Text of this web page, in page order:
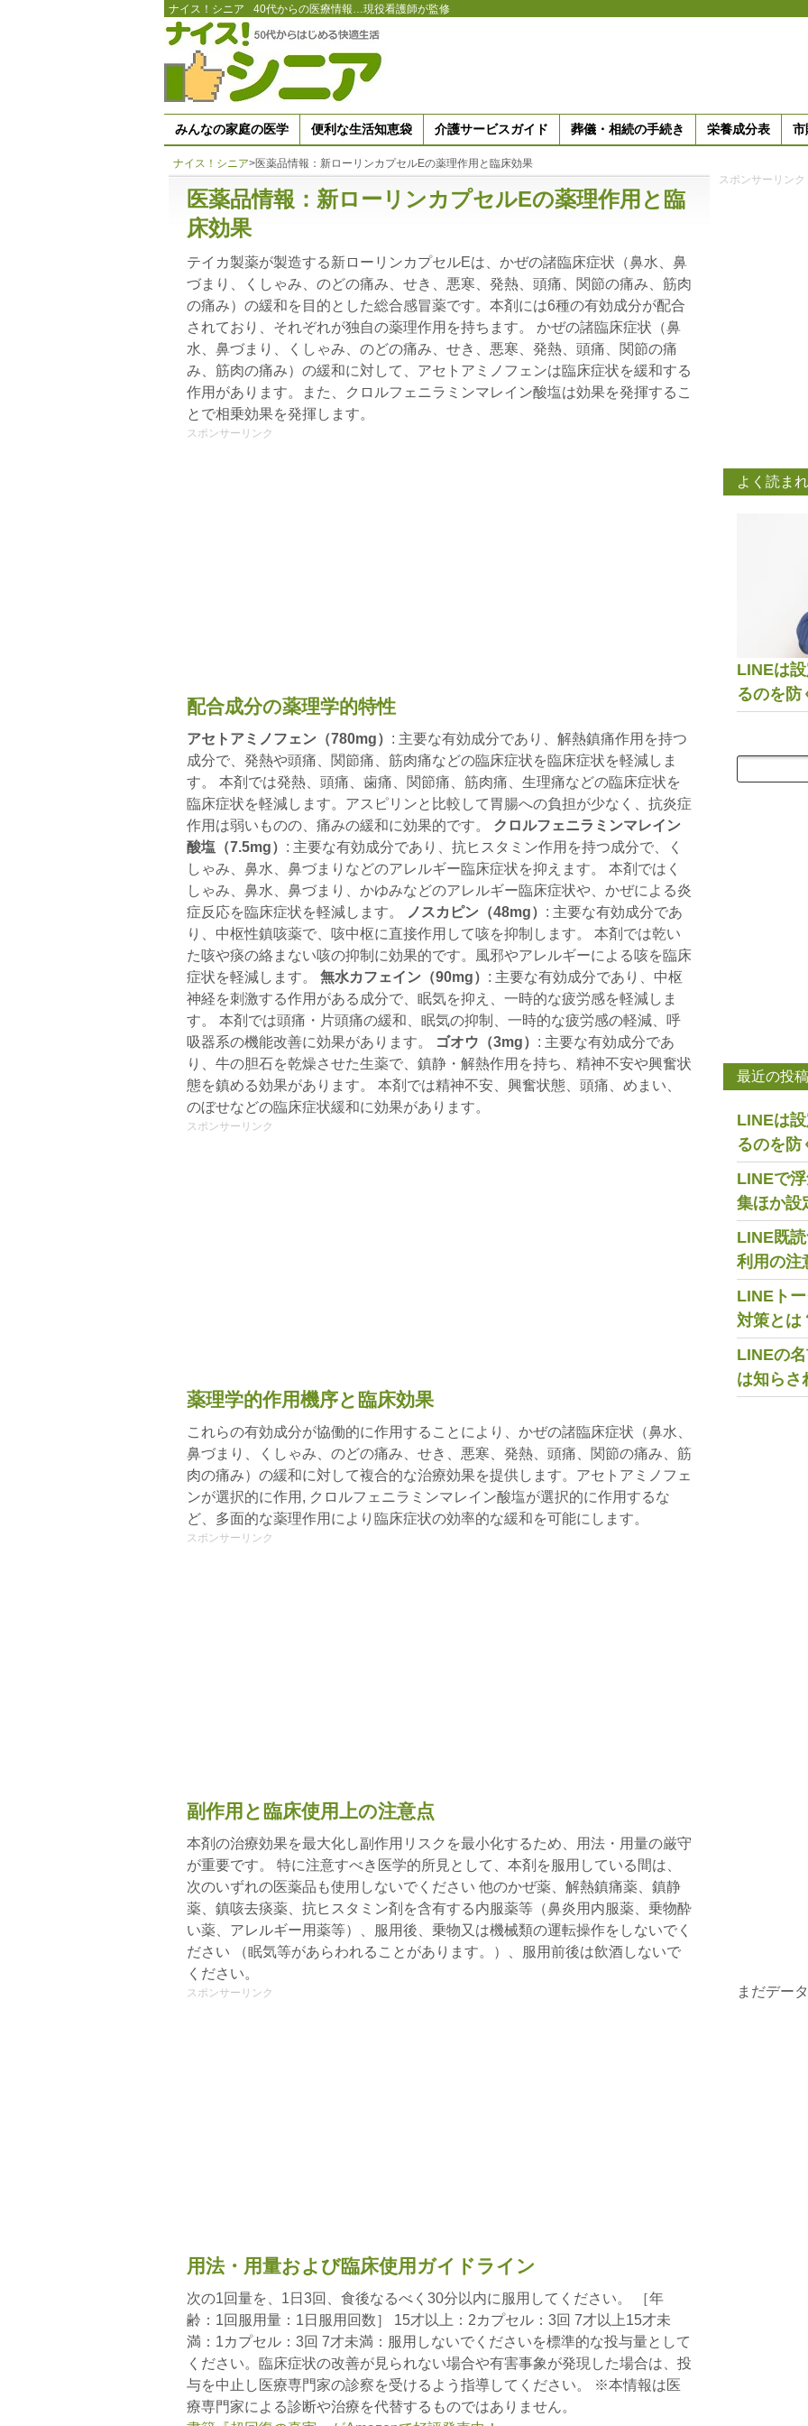
ナイス！シニア 40代からの医療情報…現役看護師が監修
みんなの家庭の医学 便利な生活知恵袋 介護サービスガイド 葬儀・相続の手続き 栄養成分表 市
ナイス！シニア>医薬品情報：新ローリンカプセルEの薬理作用と臨床効果
医薬品情報：新ローリンカプセルEの薬理作用と臨
床効果
テイカ製薬が製造する新ローリンカプセルEは、かぜの諸臨床症状（鼻水、鼻
づまり、くしゃみ、のどの痛み、せき、悪寒、発熱、頭痛、関節の痛み、筋肉
の痛み）の緩和を目的とした総合感冒薬です。本剤には6種の有効成分が配合
されており、それぞれが独自の薬理作用を持ちます。 かぜの諸臨床症状（鼻
水、鼻づまり、くしゃみ、のどの痛み、せき、悪寒、発熱、頭痛、関節の痛
み、筋肉の痛み）の緩和に対して、アセトアミノフェンは臨床症状を緩和する
作用があります。また、クロルフェニラミンマレイン酸塩は効果を発揮するこ
とで相乗効果を発揮します。
スポンサーリンク
配合成分の薬理学的特性
アセトアミノフェン（780mg） : 主要な有効成分であり、解熱鎮痛作用を持つ
成分で、発熱や頭痛、関節痛、筋肉痛などの臨床症状を臨床症状を軽減しま
す。 本剤では発熱、頭痛、歯痛、関節痛、筋肉痛、生理痛などの臨床症状を
臨床症状を軽減します。アスピリンと比較して胃腸への負担が少なく、抗炎症
作用は弱いものの、痛みの緩和に効果的です。 クロルフェニラミンマレイン
酸塩（7.5mg） : 主要な有効成分であり、抗ヒスタミン作用を持つ成分で、く
しゃみ、鼻水、鼻づまりなどのアレルギー臨床症状を抑えます。 本剤ではく
しゃみ、鼻水、鼻づまり、かゆみなどのアレルギー臨床症状や、かぜによる炎
症反応を臨床症状を軽減します。
ノスカピン（48mg） : 主要な有効成分であ
り、中枢性鎮咳薬で、咳中枢に直接作用して咳を抑制します。 本剤では乾い
た咳や痰の絡まない咳の抑制に効果的です。風邪やアレルギーによる咳を臨床
症状を軽減します。 無水カフェイン（90mg） : 主要な有効成分であり、中枢
神経を刺激する作用がある成分で、眠気を抑え、一時的な疲労感を軽減しま
す。 本剤では頭痛・片頭痛の緩和、眠気の抑制、一時的な疲労感の軽減、呼
吸器系の機能改善に効果があります。
ゴオウ（3mg） : 主要な有効成分であ
り、牛の胆石を乾燥させた生薬で、鎮静・解熱作用を持ち、精神不安や興奮状
態を鎮める効果があります。 本剤では精神不安、興奮状態、頭痛、めまい、
のぼせなどの臨床症状緩和に効果があります。
スポンサーリンク
薬理学的作用機序と臨床効果
これらの有効成分が協働的に作用することにより、かぜの諸臨床症状（鼻水、
鼻づまり、くしゃみ、のどの痛み、せき、悪寒、発熱、頭痛、関節の痛み、筋
肉の痛み）の緩和に対して複合的な治療効果を提供します。アセトアミノフェ
ンが選択的に作用, クロルフェニラミンマレイン酸塩が選択的に作用するな
ど、多面的な薬理作用により臨床症状の効率的な緩和を可能にします。
スポンサーリンク
副作用と臨床使用上の注意点
本剤の治療効果を最大化し副作用リスクを最小化するため、用法・用量の厳守
が重要です。 特に注意すべき医学的所見として、本剤を服用している間は、
次のいずれの医薬品も使用しないでください 他のかぜ薬、解熱鎮痛薬、鎮静
薬、鎮咳去痰薬、抗ヒスタミン剤を含有する内服薬等（鼻炎用内服薬、乗物酔
い薬、アレルギー用薬等）、服用後、乗物又は機械類の運転操作をしないでく
ださい （眠気等があらわれることがあります。）、服用前後は飲酒しないで
ください。
スポンサーリンク
用法・用量および臨床使用ガイドライン
次の1回量を、1日3回、食後なるべく30分以内に服用してください。 ［年
齢：1回服用量：1日服用回数］ 15才以上：2カプセル：3回 7才以上15才未
満：1カプセル：3回 7才未満：服用しないでくださいを標準的な投与量として
ください。臨床症状の改善が見られない場合や有害事象が発現した場合は、投
与を中止し医療専門家の診察を受けるよう指導してください。 ※本情報は医
療専門家による診断や治療を代替するものではありません。
スポンサーリンク
よく読ま
LINEは
るのを防
最近の投稿
LINEは
るのを防
LINEで
集ほか設
LINE既
利用の注
LINEト
対策とは
LINEの
は知らさ
まだデー